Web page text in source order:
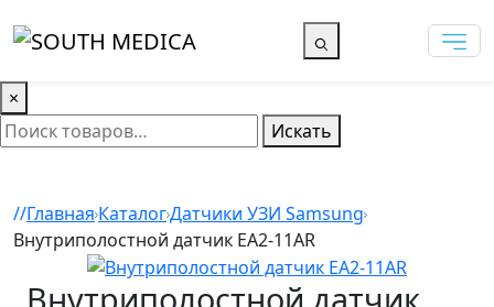
×
Искать
Главная КаталогДатчики УЗИ Samsung
Внутриполостной датчик EA2-11AR